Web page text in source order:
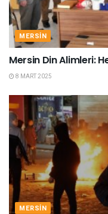
MERSIN
Mersin Din Alimleri:
8 MART 2025
MERSIN